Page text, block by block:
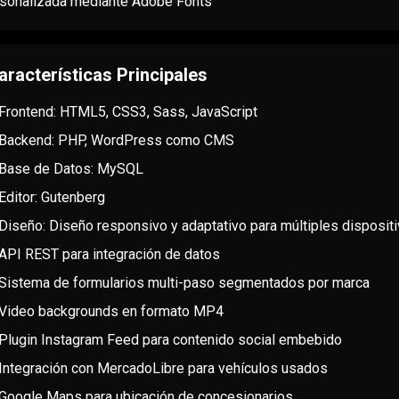
Principales
Frontend: HTML5, CSS3, Sass, JavaScript
Backend: PHP, WordPress como CMS
Base de Datos: MySQL
Editor: Gutenberg
Diseño: Diseño responsivo y adaptativo para múltiples
REST para integración de datos
de formularios multi-paso segmentados por marca
backgrounds en formato MP4
Plugin Instagram Feed para contenido social embebido
Integración con MercadoLibre para vehículos usados